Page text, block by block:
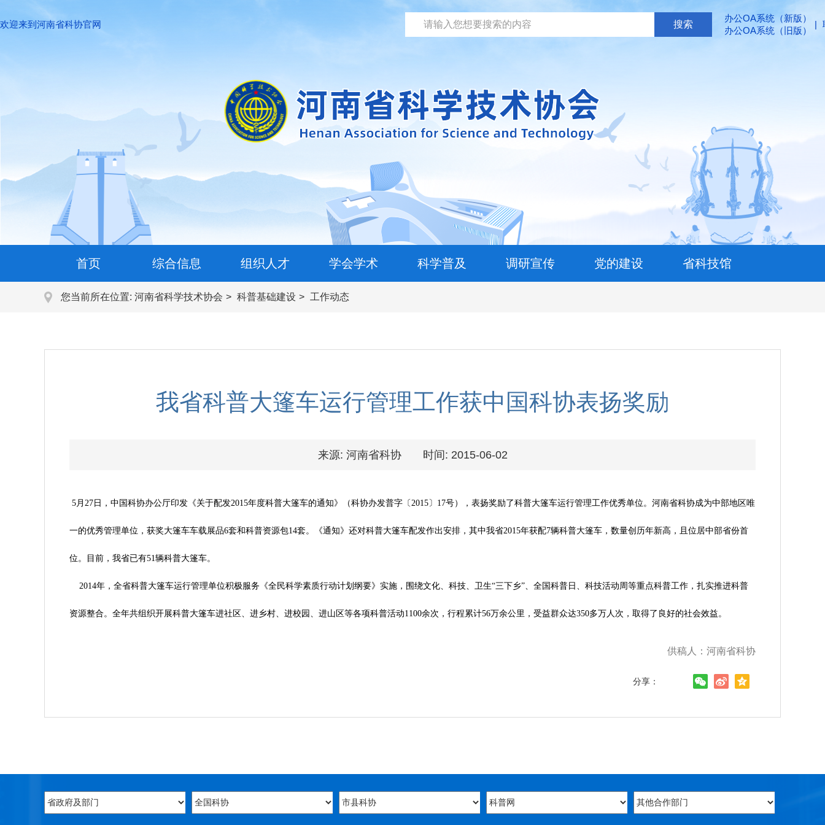
欢迎来到河南省科协官网
办公OA系统（新版）
办公OA系统（旧版）
|
首页 综合信息 组织人才 学会学术 科学普及 调研宣传 党的建设 省科技馆
您当前所在位置: 河南省科学技术协会 科普基础建设 工作动态
我省科普大篷车运行管理工作获中国科协表扬奖励
来源: 河南省科协 时间: 2015-06-02
5月27日，中国科协办公厅印发《关于配发2015年度科普大篷车的通知》（科协办发普字〔2015〕17号），表扬奖励了科普大篷车运行管理工作优秀单位。河南省科协成为中部地区唯
一的优秀管理单位，获奖大篷车车载展品6套和科普资源包14套。《通知》还对科普大篷车配发作出安排，其中我省2015年获配7辆科普大篷车，数量创历年新高，且位居中部省份首
位。目前，我省已有51辆科普大篷车。
2014年，全省科普大篷车运行管理单位积极服务《全民科学素质行动计划纲要》实施，围绕文化、科技、卫生“三下乡”、全国科普日、科技活动周等重点科普工作，扎实推进科普
资源整合。全年共组织开展科普大篷车进社区、进乡村、进校园、进山区等各项科普活动1100余次，行程累计56万余公里，受益群众达350多万人次，取得了良好的社会效益。
供稿人：河南省科协
分享：